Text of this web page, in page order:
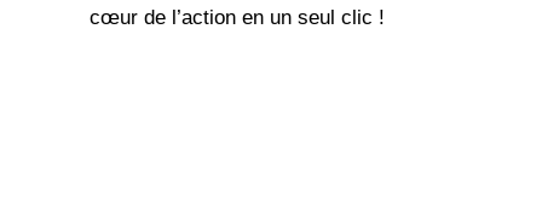
cœur de l’action en un seul clic !